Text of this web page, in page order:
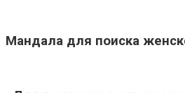
Мандала для поиска